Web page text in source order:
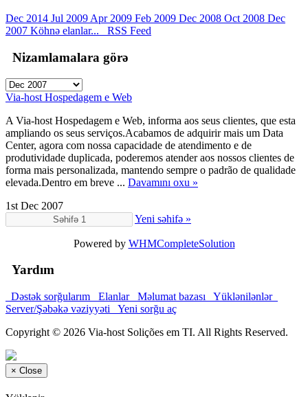
Dec 2014 Jul 2009 Apr 2009 Feb 2009 Dec 2008 Oct 2008 Dec
2007 Köhnə elanlar... RSS Feed
Nizamlamalara görə
Via-host Hospedagem e Web
A Via-host Hospedagem e Web, informa aos seus clientes, que esta
ampliando os seus serviços.Acabamos de adquirir mais um Data
Center, agora com nossa capacidade de atendimento e de
produtividade duplicada, poderemos atender aos nossos clientes de
forma mais personalizada, mantendo sempre o padrão de qualidade
elevada.Dentro em breve ... Davamını oxu »
1st Dec 2007
Yeni səhifə »
Powered by WHMCompleteSolution
Yardım
Dəstək sorğularım Elanlar Məlumat bazası
Yüklənilənlər
Server/Şəbəkə vəziyyəti
Yeni sorğu aç
Copyright © 2026 Via-host Solições em TI. All Rights Reserved.
× Close